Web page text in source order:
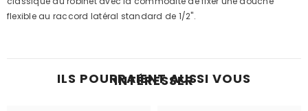
flexible au raccord latéral standard de 1/2".
ILS POURRAIENT AUSSI VOUS
INTÉRESSER